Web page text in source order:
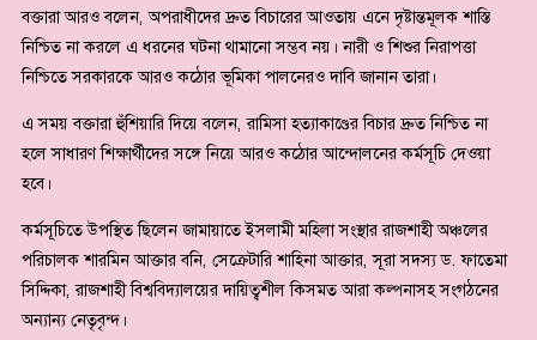
বক্তারা আরও বলেন, অপরাধীদের দ্রুত বিচারের আওতায় এনে দৃষ্টান্তমূলক শাস্তি
নিশ্চিত না করলে এ ধরনের ঘটনা থামানো সম্ভব নয়। নারী ও শিশুর নিরাপত্তা
নিশ্চিতে সরকারকে আরও কঠোর ভূমিকা পালনেরও দাবি জানান তারা।
এ সময় বক্তারা হুঁশিয়ারি দিয়ে বলেন, রামিসা হত্যাকাণ্ডের বিচার দ্রুত নিশ্চিত না
হলে সাধারণ শিক্ষার্থীদের সঙ্গে নিয়ে আরও কঠোর আন্দোলনের কর্মসূচি দেওয়া
হবে।
কর্মসূচিতে উপস্থিত ছিলেন জামায়াতে ইসলামী মহিলা সংস্থার রাজশাহী অঞ্চলের
পরিচালক শারমিন আক্তার বনি, সেক্রেটারি শাহিনা আক্তার, সূরা সদস্য ড. ফাতেমা
সিদ্দিকা, রাজশাহী বিশ্ববিদ্যালয়ের দায়িত্বশীল কিসমত আরা কল্পনাসহ সংগঠনের
অন্যান্য নেতৃবৃন্দ।